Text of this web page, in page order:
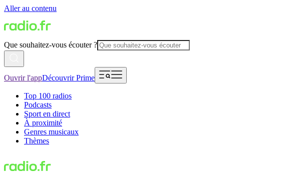
Aller au contenu
Que souhaitez-vous écouter ?
Ouvrir l'appDécouvrir Prime
Top 100 radios
Podcasts
Sport en direct
À proximité
Genres musicaux
Thèmes